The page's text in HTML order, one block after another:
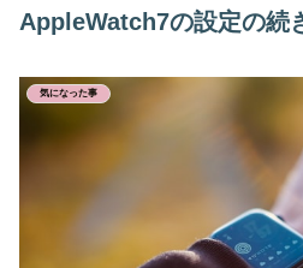
AppleWatch7の設定の続
気になった事